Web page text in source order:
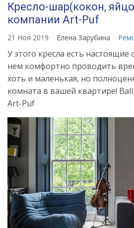
Кресло-шар(кокон,
компании Art-Puf
21 Ноя 2019 Елена Зарубина
У этого кресла есть настоящие
нем комфортно проводить
хоть и маленькая, но
комната в вашей квартире!
Art-Puf